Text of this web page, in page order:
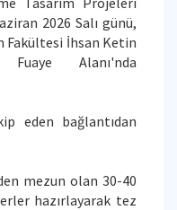
2026 Salı günü,
Fakültesi İhsan Ketin
Alanı'nda
eden bağlantıdan
mezun olan 30-40
hazırlayarak tez